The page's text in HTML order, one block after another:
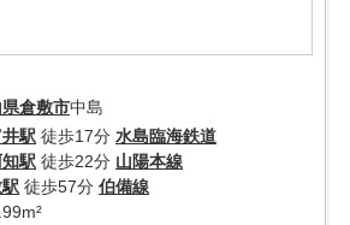
県倉敷市中島
駅 徒歩17分 水島臨海鉄道
駅 徒歩22分 山陽本線
徒歩57分 伯備線